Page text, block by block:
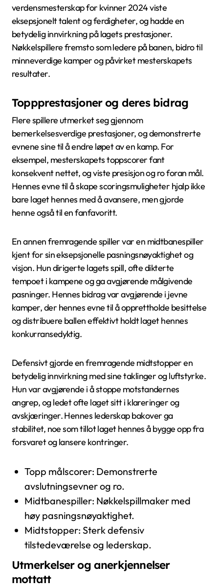
verdensmesterskap for kvinner 2024 viste
eksepsjonelt talent og ferdigheter, og hadde en
betydelig innvirkning på lagets prestasjoner.
Nøkkelspillere fremsto som ledere på banen, bidro til
minneverdige kamper og påvirket mesterskapets
resultater.
Toppprestasjoner og deres bidrag
Flere spillere utmerket seg gjennom
bemerkelsesverdige prestasjoner, og demonstrerte
evnene sine til å endre løpet av en kamp. For
eksempel, mesterskapets toppscorer fant
konsekvent nettet, og viste presisjon og ro foran mål.
Hennes evne til å skape scoringsmuligheter hjalp ikke
bare laget hennes med å avansere, men gjorde
henne også til en fanfavoritt.
En annen fremragende spiller var en midtbanespiller
kjent for sin eksepsjonelle pasningsnøyaktighet og
visjon. Hun dirigerte lagets spill, ofte dikterte
tempoet i kampene og ga avgjørende målgivende
pasninger. Hennes bidrag var avgjørende i jevne
kamper, der hennes evne til å opprettholde besittelse
og distribuere ballen effektivt holdt laget hennes
konkurransedyktig.
Defensivt gjorde en fremragende midtstopper en
betydelig innvirkning med sine taklinger og luftstyrke.
Hun var avgjørende i å stoppe motstandernes
angrep, og ledet ofte laget sitt i klareringer og
avskjæringer. Hennes lederskap bakover ga
stabilitet, noe som tillot laget hennes å bygge opp fra
forsvaret og lansere kontringer.
Topp målscorer: Demonstrerte
avslutningsevner og ro.
Midtbanespiller: Nøkkelspillmaker med
høy pasningsnøyaktighet.
Midtstopper: Sterk defensiv
tilstedeværelse og lederskap.
Utmerkelser og anerkjennelser
mottatt